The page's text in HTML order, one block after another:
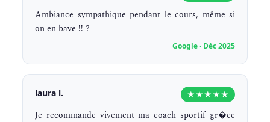
Ambiance sympathique pendant le cours, même si
on en bave !! ?
Google · Déc 2025
laura l. ★★★★★
Je recommande vivement ma coach sportif gr�ce